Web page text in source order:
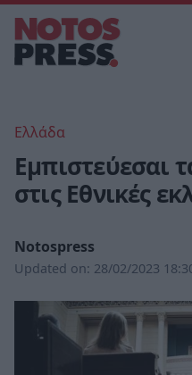
Ελλάδα
Εμπιστεύεσαι
στις Εθνικές
Notospress
Updated on: 28/02/2023